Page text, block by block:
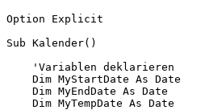
Option Explicit
Sub Kalender()
    'Variablen deklarieren
    Dim MyStartDate As Date
    Dim MyEndDate As Date
    Dim MyTempDate As Date